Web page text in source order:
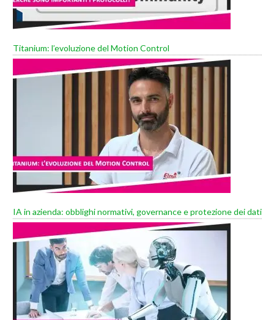
Titanium: l’evoluzione del Motion Control
IA in azienda: obblighi normativi, governance e protezione dei dati